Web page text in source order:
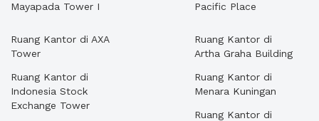
Mayapada Tower I
Pacific Place
Ruang Kantor di AXA
Tower
Ruang Kantor di
Indonesia Stock
Exchange Tower
Ruang Kantor di
Artha Graha Building
Ruang Kantor di
Menara Kuningan
Ruang Kantor di